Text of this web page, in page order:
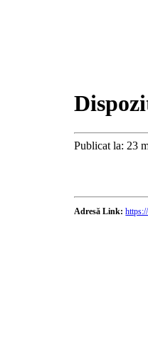
Publicat la: 23
Adresă Link: